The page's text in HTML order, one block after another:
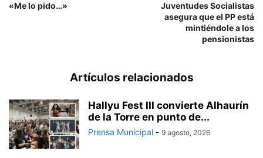
«Me lo pido…»
Juventudes Socialistas
asegura que el PP está
mintiéndole a los
pensionistas
Artículos relacionados
Hallyu Fest III convierte Alhaurín
de la Torre en punto de...
Prensa Municipal - 9 agosto, 2026